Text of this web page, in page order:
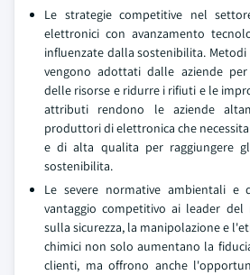
Le strategie competitive nel
elettronici con avanzamento
influenzate dalla sostenibilita.
vengono adottati dalle aziende per
delle risorse e ridurre i rifiuti e le
attributi rendono le aziende
produttori di elettronica che
e di alta qualita per raggiungere
sostenibilita.
Le severe normative ambientali e
vantaggio competitivo ai leader del
sulla sicurezza, la manipolazione e
chimici non solo aumentano la
clienti, ma offrono anche